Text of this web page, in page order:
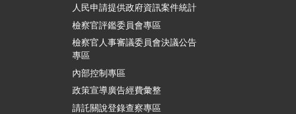
人民申請提供政府資訊案件統計
檢察官評鑑委員會專區
檢察官人事審議委員會決議公告
專區
內部控制專區
政策宣導廣告經費彙整
請託關說登錄查察專區